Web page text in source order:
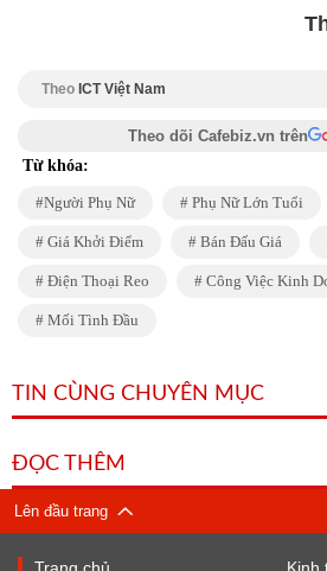
Theo ICT Việt Nam
Theo dõi Cafebiz.vn trên
Từ khóa:
Người Phụ Nữ Phụ Nữ Lớn Tuổi
Giá Khởi Điểm Bán Đấu Giá
Điện Thoại Reo Công Việc Kinh
Mối Tình Đầu
TIN CÙNG CHUYÊN MỤC
ĐỌC THÊM
Lên đầu trang